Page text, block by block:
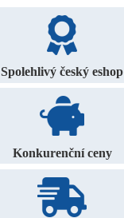
Spolehlivý český eshop
Konkurenční ceny